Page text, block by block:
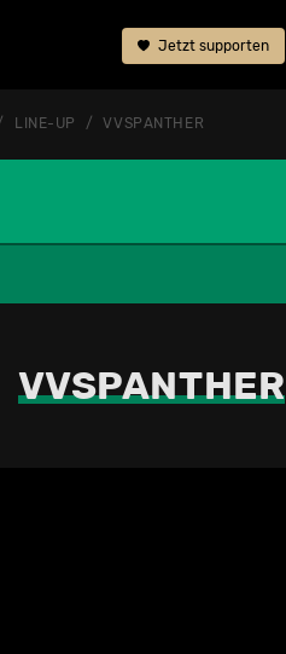
Jetzt supporten
LINE-UP VVSPANTHER
VVSPANTHER